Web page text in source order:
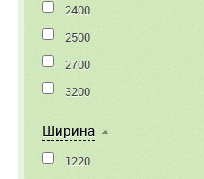
2400
2500
2700
3200
Ширина
1220